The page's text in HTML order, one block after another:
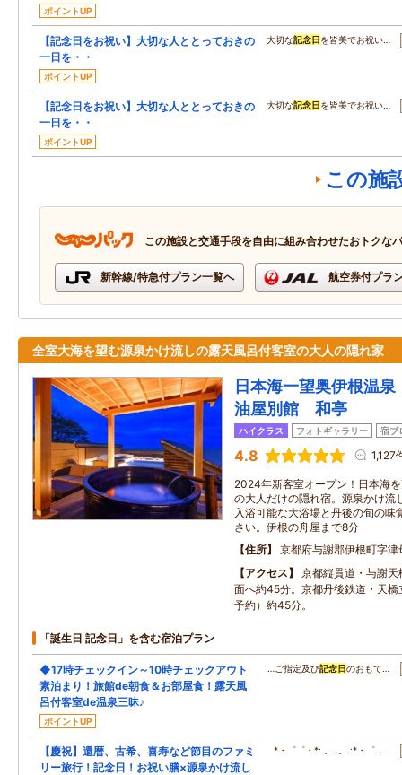
ポイントUP
【記念日をお祝い】大切な人ととっておきの
一日を・・
ポイントUP
大切な記念日 を皆美でお祝い…
【記念日をお祝い】大切な人ととっておきの
一日を・・
ポイントUP
大切な記念日 を皆美でお祝い…
この施
この施設と交通手段を自由に組み合わせたおトクな
新幹線/特急付プラン一覧へ 航空券付プラ
全室大海を望む源泉かけ流しの露天風呂付客室の大人の隠れ家
日本海一望奥伊根
油屋別館 和亭
ハイクラス フォトギャラリー 宿ブ
4.8 1,127
2024年新客室オープン！日本海
の大人だけの隠れ宿。源泉かけ流
入浴可能な大浴場と丹後の旬の味
さい。伊根の舟屋まで8分
住所
京都府与謝郡伊根町字津
アクセス
京都縦貫道・与謝
面へ約45分。京都丹後鉄道・天橋
予約）約45分。
「誕生日 記念日」を含む宿泊プラン
◆17時チェックイン～10時チェックアウト
素泊まり！旅館de朝食＆お部屋食！露天風
呂付客室de温泉三昧♪
ポイントUP
…ご指定及び記念日のおもて…
【慶祝】還暦、古希、喜寿など節目のファミ
リー旅行！記念日！お祝い膳×源泉かけ流し
*・゜゜・*:.。..。.:*・゜…